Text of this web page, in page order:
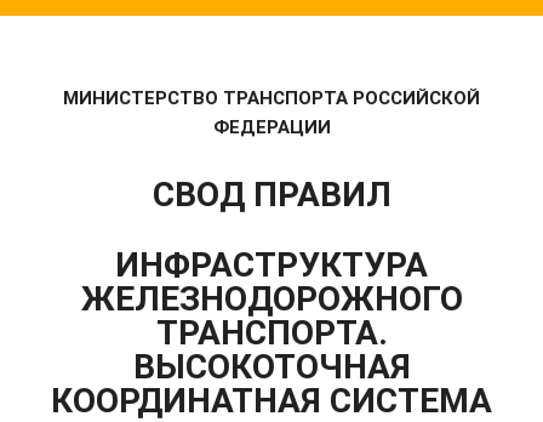
МИНИСТЕРСТВО ТРАНСПОРТА РОССИЙСКОЙ
ФЕДЕРАЦИИ
СВОД ПРАВИЛ
ИНФРАСТРУКТУРА
ЖЕЛЕЗНОДОРОЖНОГО
ТРАНСПОРТА.
ВЫСОКОТОЧНАЯ
КООРДИНАТНАЯ СИСТЕМА